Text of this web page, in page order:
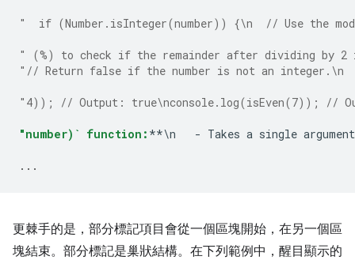
"  if (Number.isInteger(number)) {\n  // Use the
" (%) to check if the remainder after dividing by
"// Return false if the number is not an integer.\n
"4)); // Output: true\nconsole.log(isEven(7)); //
"number)` function: **\n   - Takes a single
...
更棘手的是，部分標記項目會從一個區塊開始，在另一個區
塊結束。部分標記是巢狀結構。在下列範例中，醒目顯示的